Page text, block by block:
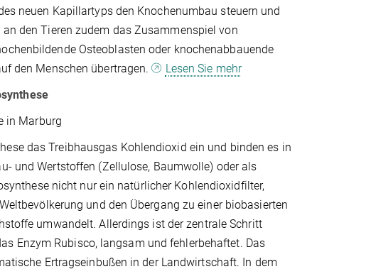
neuen Kapillartyps den Knochenumbau steuern und
den Tieren zudem das Zusammenspiel von
Osteoblasten oder knochenabbauende
den Menschen übertragen.
Lesen Sie mehr
in Marburg
das Treibhausgas Kohlendioxid ein und binden es in
und Wertstoffen (Zellulose, Baumwolle) oder als
nicht nur ein natürlicher Kohlendioxidfilter,
und den Übergang zu einer biobasierten
umwandelt. Allerdings ist der zentrale Schritt
Enzym Rubisco, langsam und fehlerbehaftet. Das
Ertragseinbußen in der Landwirtschaft. In dem